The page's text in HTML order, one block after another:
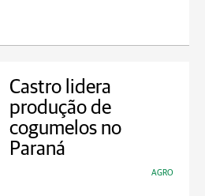
Castro lidera
produção de
cogumelos no
Paraná
AGRO